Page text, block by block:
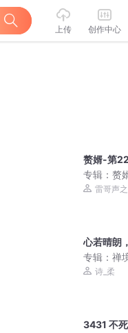
上传 创作中心
赘婿-第
专辑：赘
杜炎喆领
雷哥声
心若晴朗
专辑：禅
生 诗_柔
3431 不